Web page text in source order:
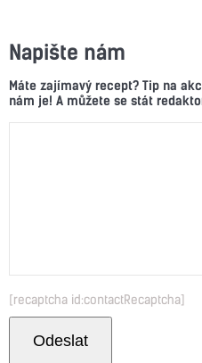
Napište nám
Máte zajímavý recept? Tip na
nám je! A můžete se stát
[recaptcha id:contactRecaptcha]